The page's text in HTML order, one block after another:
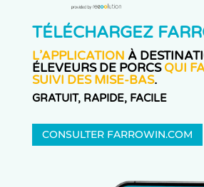
TÉLÉCHARGEZ
L’APPLICATION À
ÉLEVEURS DE PORCSQUI
SUIVI DES MISE-BAS.
GRATUIT, RAPIDE, FACILE
CONSULTER FARROWIN.COM